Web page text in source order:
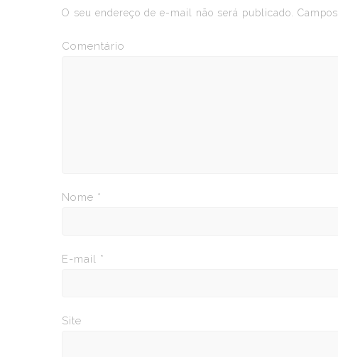
O seu endereço de e-mail não será publicado.
Comentário
Nome *
E-mail *
Site